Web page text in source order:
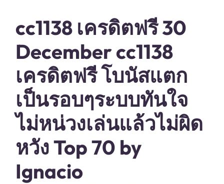
cc1138 เครดิตฟรี 30
December cc1138
เครดิตฟรี โบนัสแตก
เป็นรอบๆระบบทันใจ
ไม่หน่วงเล่นแล้วไม่ผิด
หวัง Top 70 by
Ignacio